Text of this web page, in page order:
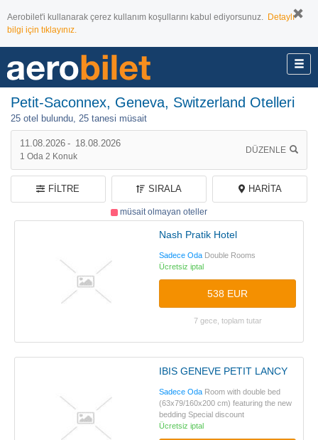
Aerobilet'i kullanarak çerez kullanım koşullarını kabul ediyorsunuz. Detaylı
bilgi için tıklayınız.
11.08.2026 - 18.08.2026
1 Oda 2 Konuk
DÜZENLE
Petit-Saconnex, Geneva, Switzerland Otelleri
25 otel bulundu, 25 tanesi müsait
müsait olmayan oteller
FILTRE SIRALA HARITA
Nash Pratik Hotel
Sadece Oda Double Rooms
Ücretsiz iptal
538 EUR
7 gece, toplam tutar
IBIS GENEVE PETIT LANCY
Sadece Oda Room with double bed
(63x79/160x200 cm) featuring the new
bedding Special discount
Ücretsiz iptal